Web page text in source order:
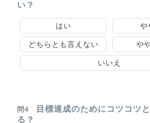
い？
はい や
どちらとも言えない や
いいえ
問4
目標達成のためにコツコツ
る？